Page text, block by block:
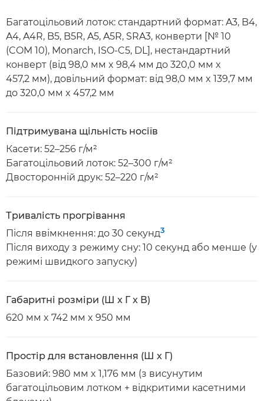
Багатоцільовий лоток: стандартний формат: A3, B4,
A4, A4R, B5, B5R, A5, A5R, SRA3, конверти [№ 10
(COM 10), Monarch, ISO-C5, DL], нестандартний
конверт (від 98,0 мм x 98,4 мм до 320,0 мм x
457,2 мм), довільний формат: від 98,0 мм x 139,7 мм
до 320,0 мм x 457,2 мм
Підтримувана щільність носіїв
Касети: 52–256 г/м²
Багатоцільовий лоток: 52–300 г/м²
Двосторонній друк: 52–220 г/м²
Тривалість прогрівання
Після ввімкнення: до 30 секунд3
Після виходу з режиму сну: 10 секунд або менше (у
режимі швидкого запуску)
Габаритні розміри (Ш x Г x В)
620 мм x 742 мм x 950 мм
Простір для встановлення (Ш x Г)
Базовий: 980 мм x 1,176 мм (з висунутим
багатоцільовим лотком + відкритими касетними